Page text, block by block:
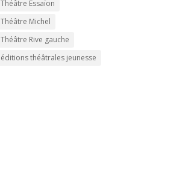
Théâtre Essaïon
Théâtre Michel
Théâtre Rive gauche
éditions théâtrales jeunesse